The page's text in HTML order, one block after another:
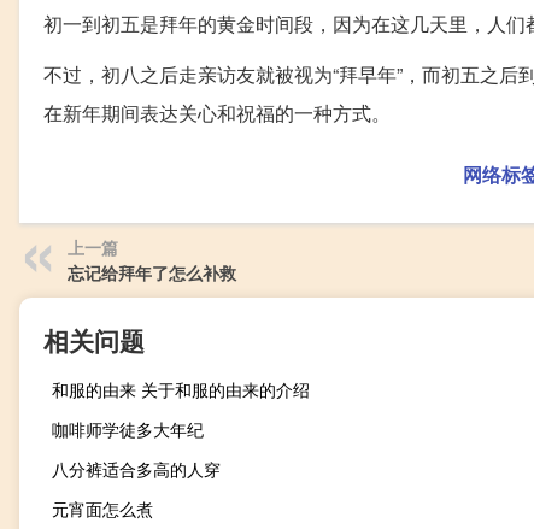
初一到初五是拜年的黄金时间段，因为在这几天里，人们
不过，初八之后走亲访友就被视为“拜早年”，而初五之
在新年期间表达关心和祝福的一种方式。
网络标
上一篇
忘记给拜年了怎么补救
相关问题
和服的由来 关于和服的由来的介绍
咖啡师学徒多大年纪
八分裤适合多高的人穿
元宵面怎么煮